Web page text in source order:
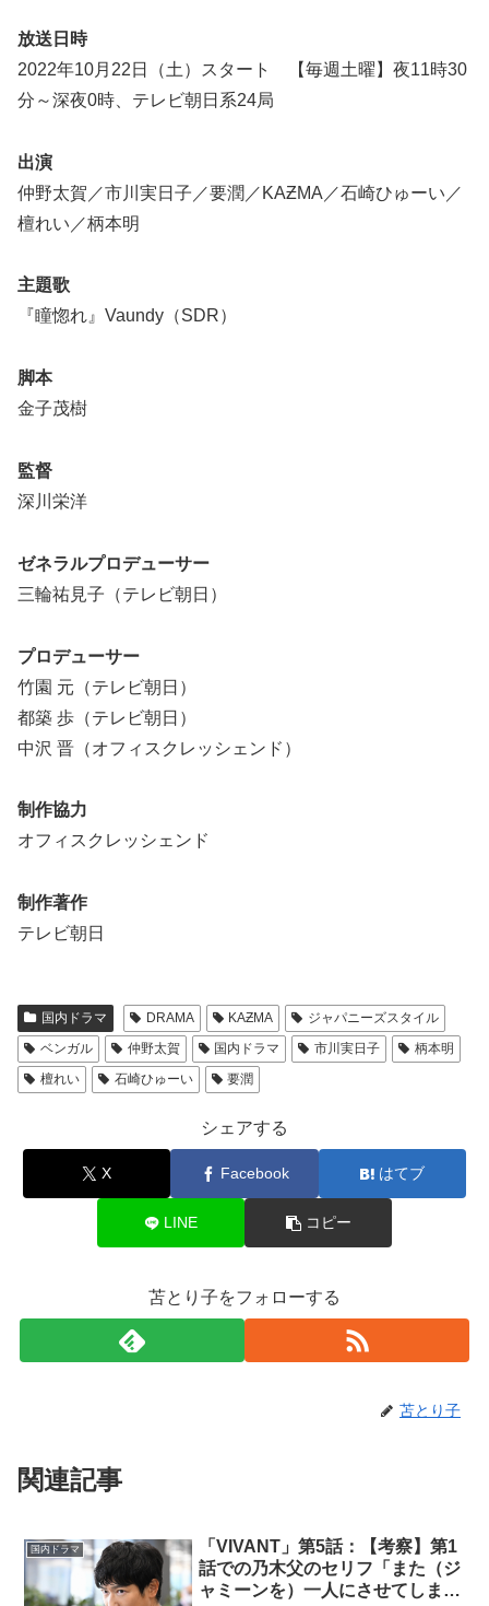
放送日時
2022年10月22日（土）スタート 【毎週土曜】夜11時30
分～深夜0時、テレビ朝日系24局
出演
仲野太賀／市川実日子／要潤／KAƵMA／石崎ひゅーい／
檀れい／柄本明
主題歌
『瞳惚れ』Vaundy（SDR）
脚本
金子茂樹
監督
深川栄洋
ゼネラルプロデューサー
三輪祐見子（テレビ朝日）
プロデューサー
竹園 元（テレビ朝日）
都築 歩（テレビ朝日）
中沢 晋（オフィスクレッシェンド）
制作協力
オフィスクレッシェンド
制作著作
テレビ朝日
国内ドラマ DRAMA KAƵMA
ジャパニーズスタイル
ベンガル
仲野太賀 国内ドラマ 市川実日子
柄本明
檀れい
石崎ひゅーい 要潤
シェアする
X Facebook はてブ
LINE コピー
苫とり子をフォローする
苫とり子
関連記事
国内ドラマ
「VIVANT」第5話：【考察】第1
話での乃木父のセリフ「また（ジ
ャミーンを）一人にさせてしまっ